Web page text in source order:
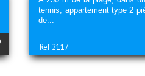
tennis, appartement type 2
de...
Ref 2117